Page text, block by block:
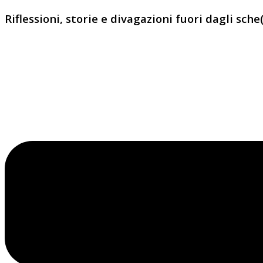
Riflessioni, storie e divagazioni fuori dagli